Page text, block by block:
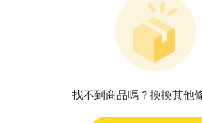
找不到商品嗎？換換其他